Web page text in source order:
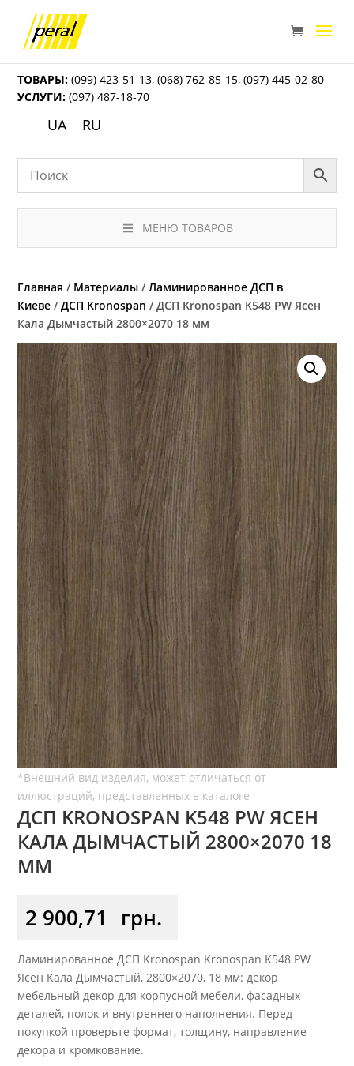
ТОВАРЫ: (099) 423-51-13,(068) 762-85-15,(097) 445-02-80
УСЛУГИ: (097) 487-18-70
UA RU
МЕНЮ ТОВАРОВ
Главная / Материалы /Ламинированное ДСП в
Киеве /ДСП Kronospan / ДСП Kronospan K548 PW Ясен
Кала Дымчастый 2800×2070 18 мм
ДСП KRONOSPAN K548 PW ЯСЕН
КАЛА ДЫМЧАСТЫЙ 2800×2070 18
ММ
2 900,71 грн.
Ламинированное ДСП Kronospan Kronospan K548 PW
Ясен Кала Дымчастый, 2800×2070, 18 мм: декор
мебельный декор для корпусной мебели, фасадных
деталей, полок и внутреннего наполнения. Перед
покупкой проверьте формат, толщину, направление
декора и кромкование.